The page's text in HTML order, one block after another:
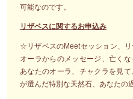
可能なのです。
リザベスに関するお申込み
☆リザベスのMeetセッション、
オーラからのメッセージ、亡く
あなたのオーラ、チャクラを見
が選んだ特別な天然石、あなたの